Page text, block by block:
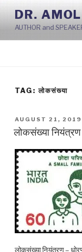
Skip
content
DR.
AUTHOR and
TAG:लोकसंख्या
POSTED
ON
AUGUST 21, 2019
लोकसंख्या नियंत्रण
लोकसंख्या नियंत्रण –